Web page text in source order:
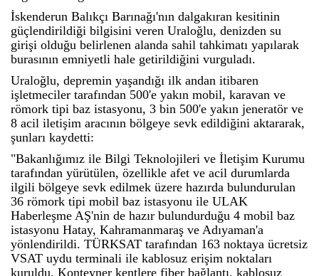
İskenderun Balıkçı Barınağı'nın dalgakıran kesitinin
güçlendirildiği bilgisini veren Uraloğlu, denizden su
girişi olduğu belirlenen alanda sahil tahkimatı yapılarak
burasının emniyetli hale getirildiğini vurguladı.
Uraloğlu, depremin yaşandığı ilk andan itibaren
işletmeciler tarafından 500'e yakın mobil, karavan ve
römork tipi baz istasyonu, 3 bin 500'e yakın jeneratör ve
8 acil iletişim aracının bölgeye sevk edildiğini aktararak,
şunları kaydetti:
"Bakanlığımız ile Bilgi Teknolojileri ve İletişim Kurumu
tarafından yürütülen, özellikle afet ve acil durumlarda
ilgili bölgeye sevk edilmek üzere hazırda bulundurulan
36 römork tipi mobil baz istasyonu ile ULAK
Haberleşme AŞ'nin de hazır bulundurduğu 4 mobil baz
istasyonu Hatay, Kahramanmaraş ve Adıyaman'a
yönlendirildi. TÜRKSAT tarafından 163 noktaya ücretsiz
VSAT uydu terminali ile kablosuz erişim noktaları
kuruldu. Konteyner kentlere fiber bağlantı, kablosuz